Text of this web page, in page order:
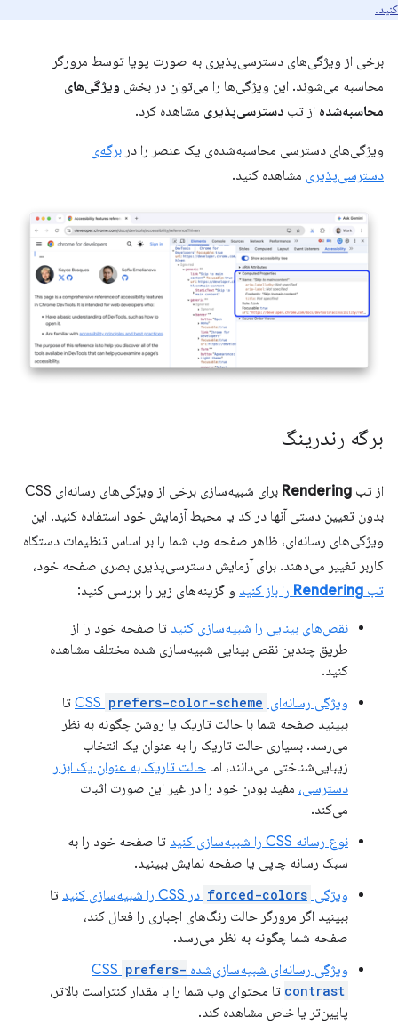
کنید.
برخی از ویژگی‌های دسترسی‌پذیری به صورت پویا توسط مرورگر
محاسبه می‌شوند. این ویژگی‌ها را می‌توان در بخش ویژگی‌های
محاسبه‌شده از تب دسترسی‌پذیری مشاهده کرد.
ویژگی‌های دسترسی محاسبه‌شده‌ی یک عنصر را در برگه‌ی
دسترسی‌پذیری مشاهده کنید.
برگه رندرینگ
از تب Rendering
برای شبیه‌سازی برخی از ویژگی‌های رسانه‌ای CSS
بدون تعیین دستی آنها در کد یا محیط آزمایش خود استفاده کنید. این
ویژگی‌های رسانه‌ای، ظاهر صفحه وب شما را بر اساس تنظیمات دستگاه
کاربر تغییر می‌دهند. برای آزمایش دسترسی‌پذیری بصری صفحه خود،
تب Rendering را باز کنید و گزینه‌های زیر را بررسی کنید:
نقص‌های بینایی را شبیه‌سازی کنید تا صفحه خود را از
طریق چندین نقص بینایی شبیه‌سازی شده مختلف مشاهده
کنید.
ویژگی رسانه‌ای CSS prefers-color-scheme
تا
ببینید صفحه شما با حالت تاریک یا روشن چگونه به نظر
می‌رسد. بسیاری حالت تاریک را به عنوان یک انتخاب
زیبایی‌شناختی می‌دانند، اما حالت تاریک به عنوان یک ابزار
دسترسی، مفید بودن خود را در غیر این صورت اثبات
می‌کند.
نوع رسانه CSS را شبیه‌سازی کنید
تا صفحه خود را به
سبک رسانه چاپی یا صفحه نمایش ببینید.
ویژگی forced-colors در CSS را شبیه‌سازی کنید
تا
ببینید اگر مرورگر حالت رنگ‌های اجباری را فعال کند،
صفحه شما چگونه به نظر می‌رسد.
ویژگی رسانه‌ای شبیه‌سازی‌شده CSS prefers-
contrast تا محتوای وب شما را با مقدار کنتراست بالاتر،
پایین‌تر یا خاص مشاهده کند.